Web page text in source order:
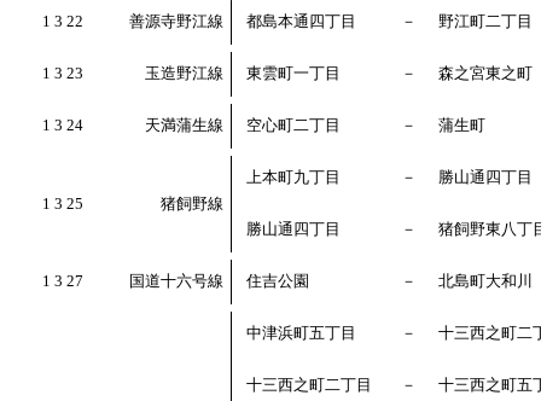
1 3 22 善源寺野江線 都島本通四丁目 － 野江町二丁目
1 3 23 玉造野江線 東雲町一丁目 － 森之宮東之町
1 3 24 天満蒲生線 空心町二丁目 － 蒲生町
1 3 25 猪飼野線
上本町九丁目 － 勝山通四丁目
勝山通四丁目 － 猪飼野東八丁
1 3 27 国道十六号線 住吉公園 － 北島町大和川
中津浜町五丁目 － 十三西之町二
十三西之町二丁目 － 十三西之町五